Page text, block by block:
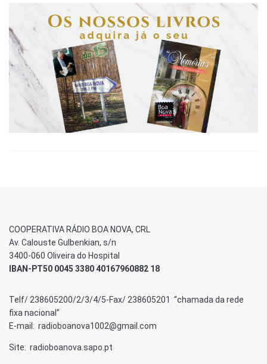
COOPERATIVA RÁDIO BOA NOVA, CRL
Av. Calouste Gulbenkian, s/n
3400-060 Oliveira do Hospital
IBAN-PT50 0045 3380 40167960882 18
Telf/ 238605200/2/3/4/5-Fax/ 238605201 “chamada da rede
fixa nacional”
E-mail: radioboanova1002@gmail.com
Site: radioboanova.sapo.pt